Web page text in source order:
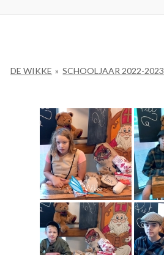
DE WIKKE » SCHOOLJAAR 2022-2023